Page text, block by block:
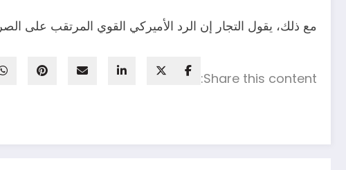
مع ذلك، يقول التجار إن الرد الأميركي القوي المرتقب على
Share this content: